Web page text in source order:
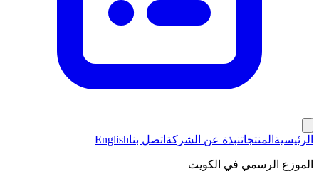
الرئيسية المنتجاتنبذة عن الشركة اتصل بناEnglish
الموزع الرسمي في الكويت